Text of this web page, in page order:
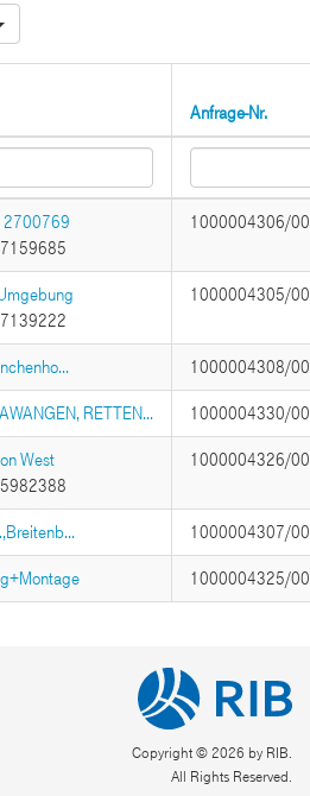
Anfrage-Nr.
1000004306/
1000004305/
1000004308/
RETTEN... 1000004330/
West
1000004326/
1000004307/
1000004325/
Copyright © 2026 by RIB.
All Rights Reserved.